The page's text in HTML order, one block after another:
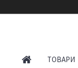
ТОВАРИ